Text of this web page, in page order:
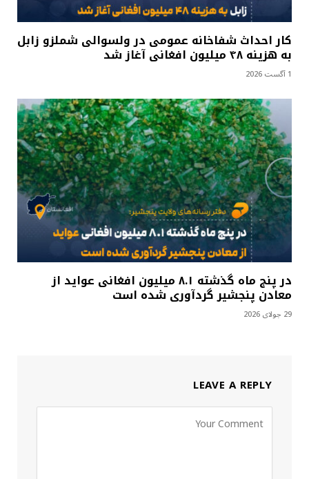
کار احداث شفاخانه عمومی در ولسوالی شملزو زابل
به هزینه ۴۸ میلیون افغانی آغاز شد
1 آگست 2026
در پنج ماه گذشته ۸.۱ میلیون افغانی عواید از
معادن پنجشیر گردآوری شده است
29 جولای 2026
LEAVE A REPLY